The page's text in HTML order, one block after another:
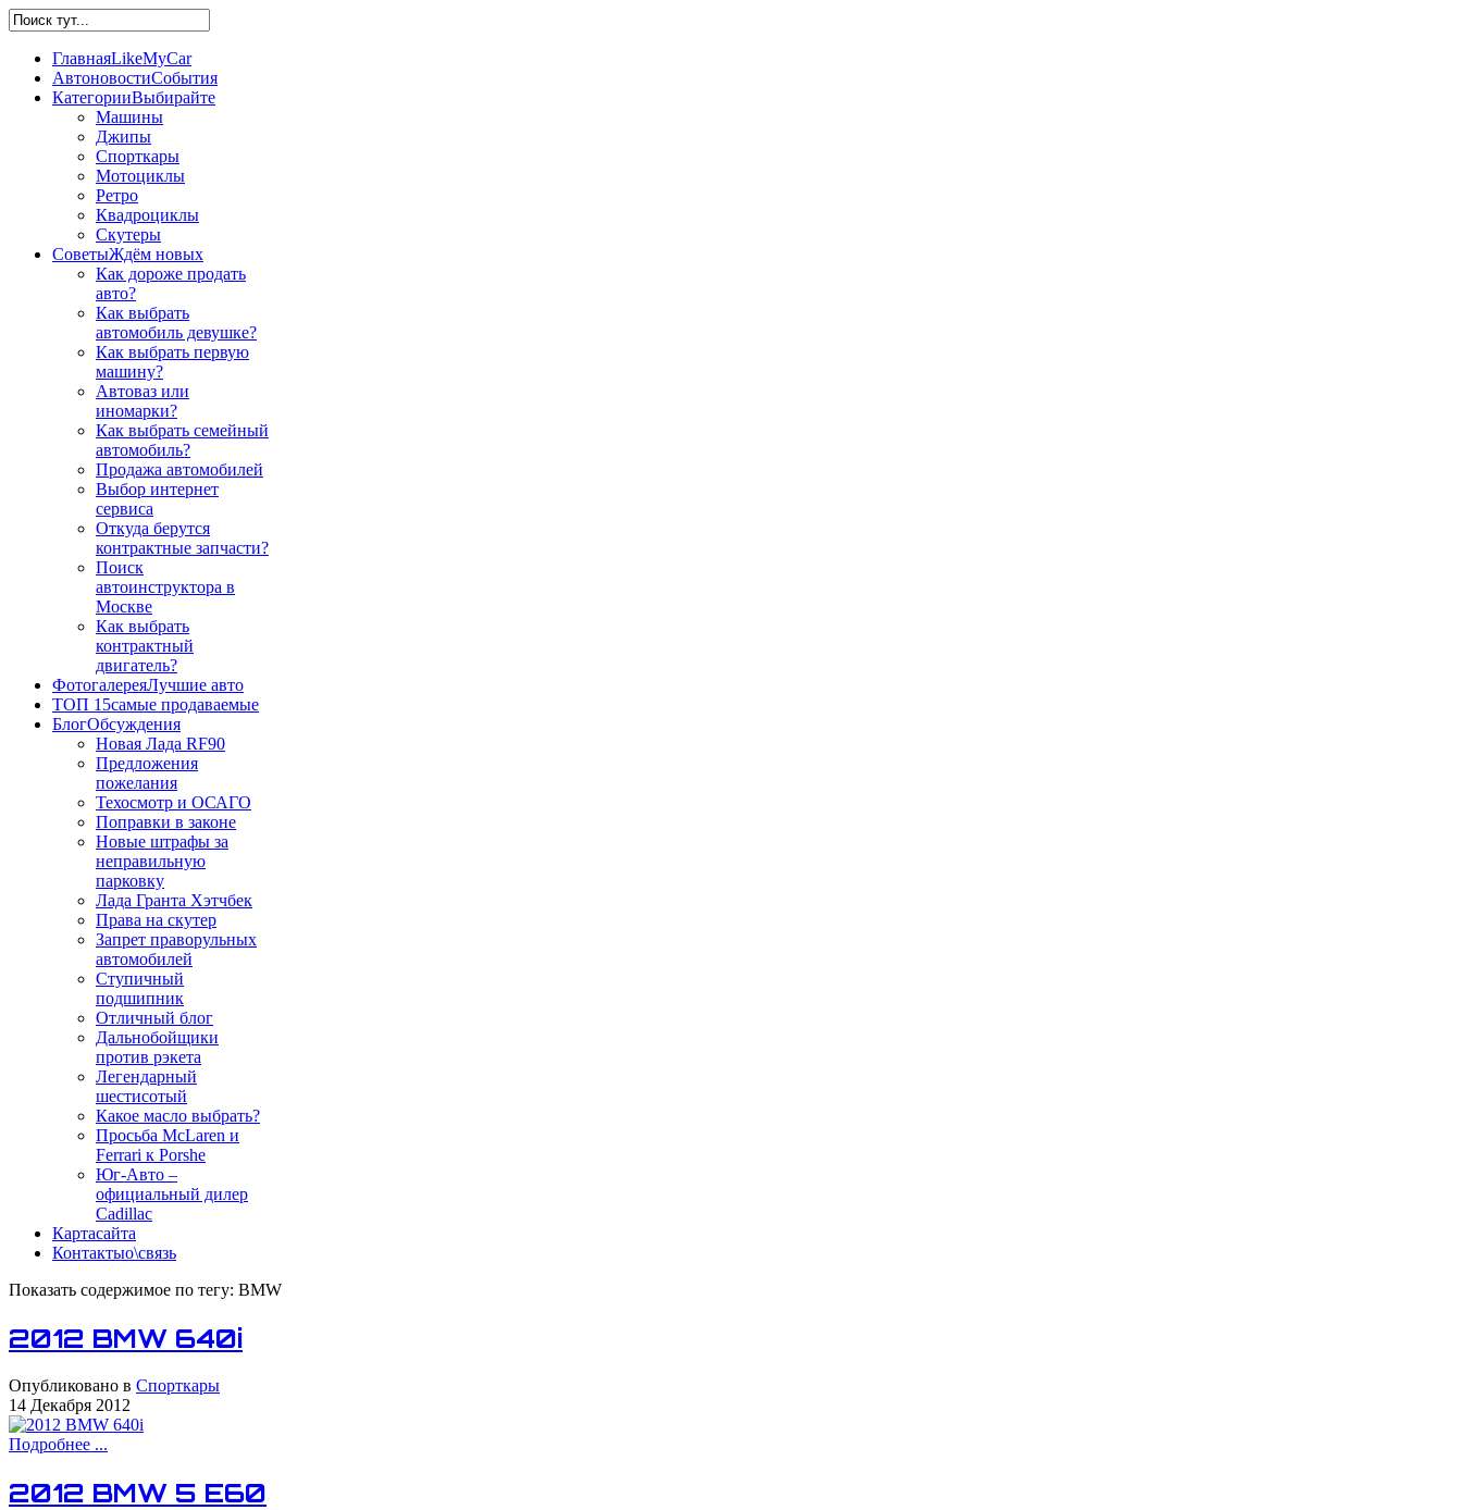
ГлавнаяLikeMyCar
АвтоновостиСобытия
КатегорииВыбирайте
Машины
Джипы
Спорткары
Мотоциклы
Ретро
Квадроциклы
Скутеры
СоветыЖдём новых
Как дороже продать
авто?
Как выбрать
автомобиль девушке?
Как выбрать первую
машину?
Автоваз или
иномарки?
Как выбрать семейный
автомобиль?
Продажа автомобилей
Выбор интернет
сервиса
Откуда берутся
контрактные запчасти?
Поиск
автоинструктора в
Москве
Как выбрать
контрактный
двигатель?
ФотогалереяЛучшие авто
ТОП 15самые продаваемые
БлогОбсуждения
Новая Лада RF90
Предложения
пожелания
Техосмотр и ОСАГО
Поправки в законе
Новые штрафы за
неправильную
парковку
Лада Гранта Хэтчбек
Права на скутер
Запрет праворульных
автомобилей
Ступичный
подшипник
Отличный блог
Дальнобойщики
против рэкета
Легендарный
шестисотый
Какое масло выбрать?
Просьба McLaren и
Ferrari к Porshe
Юг-Авто –
официальный дилер
Cadillac
Картасайта
Контактыо\связь
Показать содержимое по тегу: BMW
2012 BMW 640i
Опубликовано в Спорткары
14 Декабря 2012
Подробнее ...
2012 BMW 5 E60